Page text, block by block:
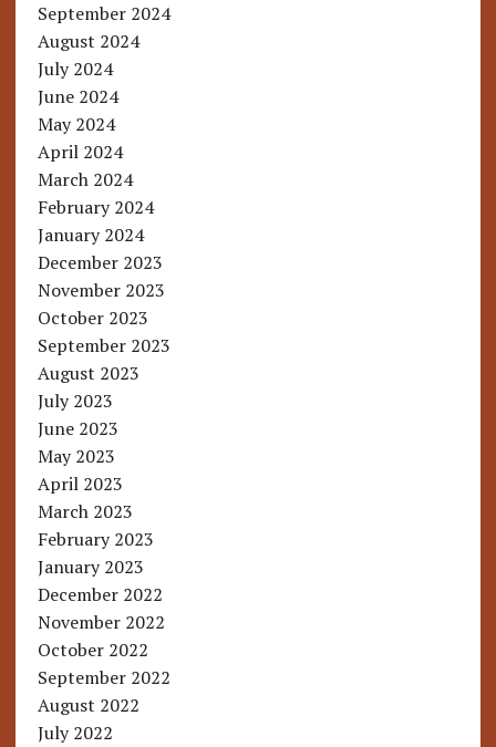
September 2024
August 2024
July 2024
June 2024
May 2024
April 2024
March 2024
February 2024
January 2024
December 2023
November 2023
October 2023
September 2023
August 2023
July 2023
June 2023
May 2023
April 2023
March 2023
February 2023
January 2023
December 2022
November 2022
October 2022
September 2022
August 2022
July 2022